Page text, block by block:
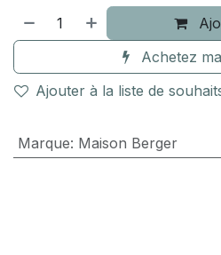
Achetez
Ajouter à la liste de
Marque: Maison Berger